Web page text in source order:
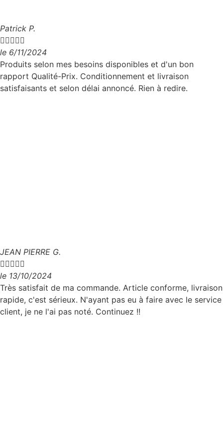
Patrick P.

le 6/11/2024
Produits selon mes besoins disponibles et d'un bon
rapport Qualité-Prix. Conditionnement et livraison
satisfaisants et selon délai annoncé. Rien à redire.
JEAN PIERRE G.

le 13/10/2024
Très satisfait de ma commande. Article conforme, livraison
rapide, c'est sérieux. N'ayant pas eu à faire avec le service
client, je ne l'ai pas noté. Continuez !!